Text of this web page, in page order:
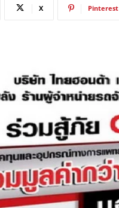
X Pinterest